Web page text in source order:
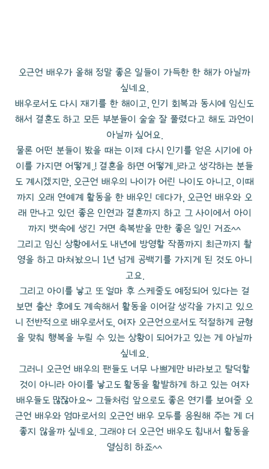
오근언 배우가 올해 정말 좋은 일들이 가득한 한 해가 아닐까
싶네요.
배우로서도 다시 재기를 한 해이고, 인기 회복과 동시에 임신도
해서 결혼도 하고 모든 부분들이 술술 잘 풀렸다고 해도 과언이
아닐까 싶어요.
물론 어떤 분들이 봤을 때는 이제 다시 인기를 얻은 시기에 아
이를 가지면 어떻게..! 결혼을 하면 어떻게..!라고 생각하는 분들
도 계시겠지만, 오근언 배우의 나이가 어린 나이도 아니고, 이때
까지 오래 연예계 활동을 한 배우인 데다가, 오근언 배우와 오
래 만나고 있던 좋은 인연과 결혼까지 하고 그 사이에서 아이
까지 뱃속에 생긴 거면 축복받을 만한 좋은 일인 거죠^^
그리고 임신 상황에서도 내년에 방영할 작품까지 최근까지 촬
영을 하고 마쳐놨으니 1년 넘게 공백기를 가지게 된 것도 아니
고요.
그리고 아이를 낳고 또 얼마 후 스케줄도 예정되어 있다는 걸
보면 출산 후에도 계속해서 활동을 이어갈 생각을 가지고 있으
니 전반적으로 배우로서도, 여자 오근언으로서도 적절하게 균형
을 맞춰 행복을 누릴 수 있는 상황이 되어가고 있는 게 아닐까
싶네요.
그러니 오근언 배우의 팬들도 너무 나쁘게만 바라보고 탈덕할
것이 아니라 아이를 낳고도 활동을 활발하게 하고 있는 여자
배우들도 많잖아요~ 그들처럼 앞으로도 좋은 연기를 보여줄 오
근언 배우와 엄마로서의 오근언 배우 모두를 응원해 주는 게 더
좋지 않을까 싶네요. 그래야 더 오근언 배우도 힘내서 활동을
열심히 하죠^^